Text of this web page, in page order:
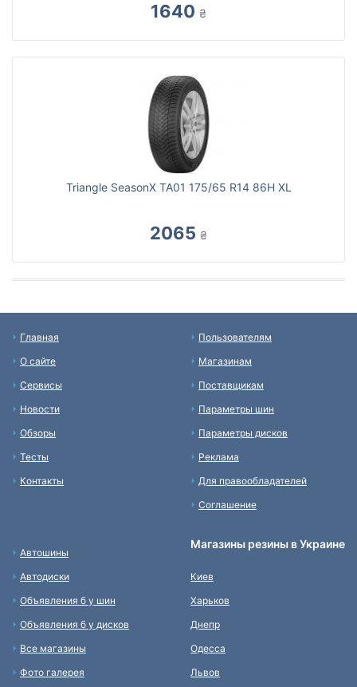
1640 ₴
Triangle SeasonX TA01 175/65 R14 86H XL
2065 ₴
Главная
О сайте
Сервисы
Новости
Обзоры
Тесты
Контакты
Пользователям
Магазинам
Поставщикам
Параметры шин
Параметры дисков
Реклама
Для правообладателей
Соглашение
Автошины
Автодиски
Объявления б у шин
Объявления б у дисков
Все магазины
Фото галерея
Магазины резины в Украине
Киев
Харьков
Днепр
Одесса
Львов